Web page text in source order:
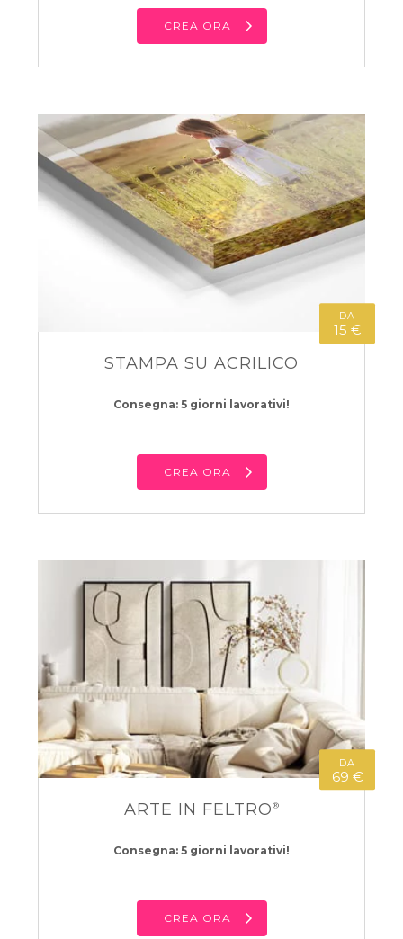
CREA ORA
DA
15 €
STAMPA SU ACRILICO
Consegna: 5 giorni lavorativi!
CREA ORA
DA
69 €
ARTE IN FELTRO®
Consegna: 5 giorni lavorativi!
CREA ORA